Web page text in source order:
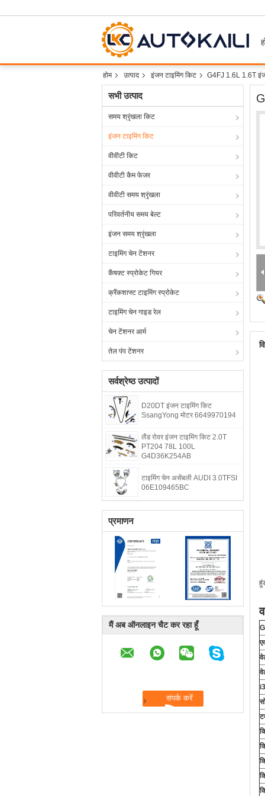
होम उत्पाद इंजन टाइमिंग किट G4FJ 1.6L 1.6T
सभी उत्पाद
समय श्रृंखला किट
इंजन टाइमिंग किट
वीवीटी किट
वीवीटी कैम फेजर
वीवीटी समय श्रृंखला
परिवर्तनीय समय बेल्ट
इंजन समय श्रृंखला
टाइमिंग चेन टेंशनर
कैंषफ़्ट स्प्रोकेट गियर
क्रैंकशाफ्ट टाइमिंग स्प्रोकेट
टाइमिंग चेन गाइड रेल
चेन टेंशनर आर्म
तेल पंप टेंशनर
सर्वश्रेष्ठ उत्पादों
D20DT इंजन टाइमिंग किट
SsangYong मोटर 6649970194
लैंड रोवर इंजन टाइमिंग किट 2.0T
PT204 78L 100L
G4D36K254AB
टाइमिंग चेन असेंबली AUDI 3.0TFSI
06E109465BC
प्रमाणन
मैं अब ऑनलाइन चैट कर रहा हूँ